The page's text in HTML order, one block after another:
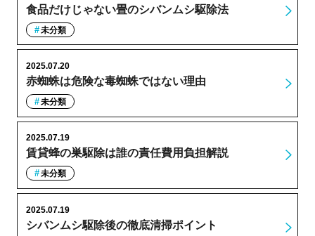
食品だけじゃない畳のシバンムシ駆除法
未分類
赤蜘蛛は危険な毒蜘蛛ではない理由
2025.07.20
未分類
賃貸蜂の巣駆除は誰の責任費用負担解説
2025.07.19
未分類
シバンムシ駆除後の徹底清掃ポイント
2025.07.19